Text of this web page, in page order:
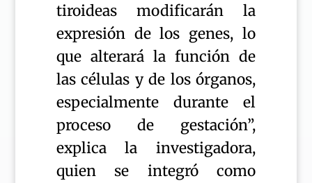
tiroideas modificarán la
expresión de los genes, lo
que alterará la función de
las células y de los órganos,
especialmente durante el
proceso de gestación”,
explica la investigadora,
quien se integró como